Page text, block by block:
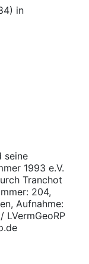
in
seine
1993 e.V.
Tranchot
204,
Aufnahme: